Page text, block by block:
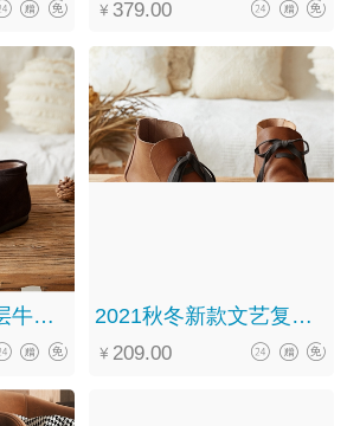
379.00
2021秋冬新款头层牛皮森系复古休闲百搭系带中筒马丁靴女 2021秋冬新款文艺复古手工真皮系带软底百搭褶皱马丁靴女
209.00